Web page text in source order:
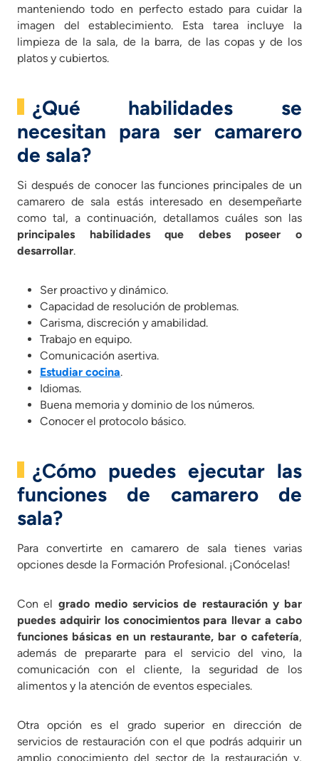
manteniendo todo en perfecto estado para cuidar la
imagen del establecimiento. Esta tarea incluye la
limpieza de la sala, de la barra, de las copas y de los
platos y cubiertos.
¿Qué habilidades se
necesitan para ser camarero
de sala?
Si después de conocer las funciones principales de un
camarero de sala estás interesado en desempeñarte
como tal, a continuación, detallamos cuáles son las
principales habilidades que debes poseer o
desarrollar.
Ser proactivo y dinámico.
Capacidad de resolución de problemas.
Carisma, discreción y amabilidad.
Trabajo en equipo.
Comunicación asertiva.
Estudiar cocina.
Idiomas.
Buena memoria y dominio de los números.
Conocer el protocolo básico.
¿Cómo puedes ejecutar las
funciones de camarero de
sala?
Para convertirte en camarero de sala tienes varias
opciones desde la Formación Profesional. ¡Conócelas!
Con el grado medio servicios de restauración y bar
puedes adquirir los conocimientos para llevar a cabo
funciones básicas en un restaurante, bar o cafetería,
además de prepararte para el servicio del vino, la
comunicación con el cliente, la seguridad de los
alimentos y la atención de eventos especiales.
Otra opción es el grado superior en dirección de
servicios de restauración con el que podrás adquirir un
amplio conocimiento del sector de la restauración y,